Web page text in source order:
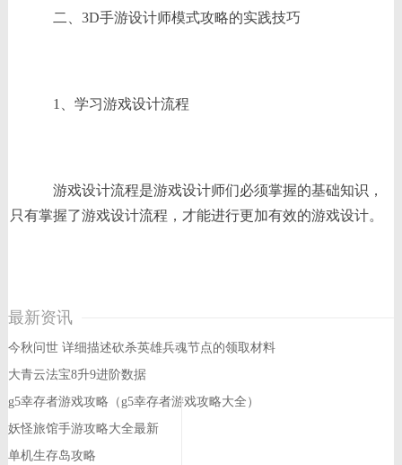
二、3D手游设计师模式攻略的实践技巧
1、学习游戏设计流程
游戏设计流程是游戏设计师们必须掌握的基础知识，
只有掌握了游戏设计流程，才能进行更加有效的游戏设计。
最新资讯
今秋问世 详细描述砍杀英雄兵魂节点的领取材料
大青云法宝8升9进阶数据
g5幸存者游戏攻略（g5幸存者游戏攻略大全）
妖怪旅馆手游攻略大全最新
单机生存岛攻略